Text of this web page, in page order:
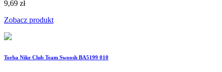
9,69 zł
Zobacz produkt
Torba Nike Club Team Swoosh BA5199 010